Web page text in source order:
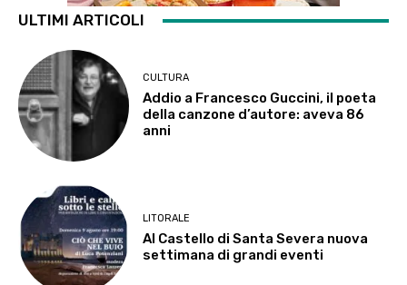
ULTIMI ARTICOLI
CULTURA
Addio a Francesco Guccini, il poeta
della canzone d’autore: aveva 86
anni
LITORALE
Al Castello di Santa Severa nuova
settimana di grandi eventi